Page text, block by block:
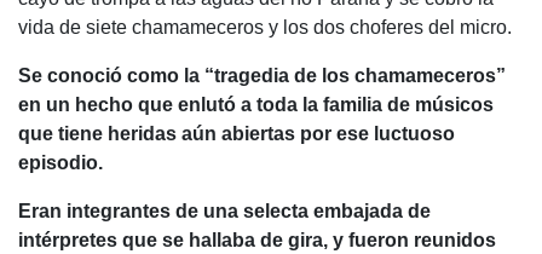
vida de siete chamameceros y los dos choferes del micro.
Se conoció como la “tragedia de los chamameceros”
en un hecho que enlutó a toda la familia de músicos
que tiene heridas aún abiertas por ese luctuoso
episodio.
Eran integrantes de una selecta embajada de
intérpretes que se hallaba de gira, y fueron reunidos